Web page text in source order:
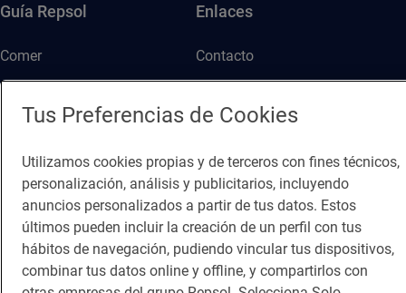
Guía Repsol
Comer
Viajar
Dormir
Enlaces
Contacto
Canal de ética
Política de privacidad Política de cookies Nota legal
Condiciones del servicio
Tus Preferencias de Cookies
Utilizamos cookies propias y de terceros con fines técnicos,
personalización, análisis y publicitarios, incluyendo
anuncios personalizados a partir de tus datos. Estos
últimos pueden incluir la creación de un perfil con tus
hábitos de navegación, pudiendo vincular tus dispositivos,
combinar tus datos online y offline, y compartirlos con